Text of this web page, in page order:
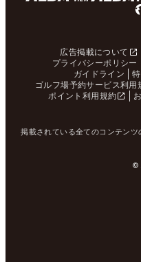
広告掲載について
プライバシーポリシー
ガイドライン
ゴルフ場予約サービス利用
ポイント利用規約
掲載されている全てのコンテン
©